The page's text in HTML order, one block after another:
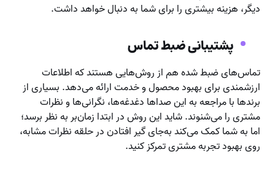
دیگر، هزینه بیشتری را برای شما به دنبال خواهد داشت.
پشتیبانی ضبط تماس
تماس‌های ضبط شده هم از روش‌هایی هستند که اطلاعات
ارزشمندی برای بهبود محصول و خدمت ارائه می‌دهد. بسیاری از
برندها با مراجعه به این صداها دغدغه‌ها، نگرانی‌ها و نظرات
مشتری را می‌شنوند. شاید این روش در ابتدا زمان‌بر به نظر برسد؛
اما به شما کمک می‌کند به‌جای گیر افتادن در حلقه نظرات مشابه،
روی بهبود تجربه مشتری تمرکز کنید.